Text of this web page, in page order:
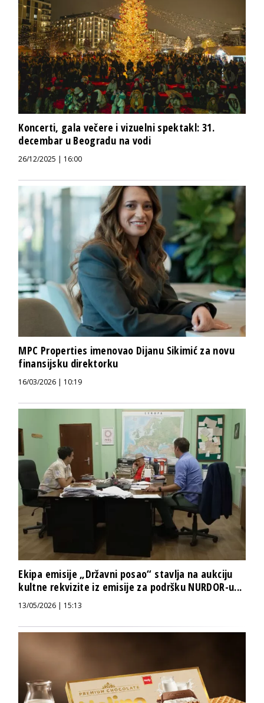
Koncerti, gala večere i vizuelni spektakl: 31.
decembar u Beogradu na vodi
26/12/2025 | 16:00
MPC Properties imenovao Dijanu Sikimić za novu
finansijsku direktorku
16/03/2026 | 10:19
Ekipa emisije „Državni posao“ stavlja na aukciju
kultne rekvizite iz emisije za podršku NURDOR-u...
13/05/2026 | 15:13